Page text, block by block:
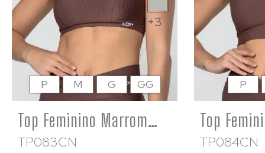
+3
Top Feminino Marrom Fitness Poliamida Academia Decote Reto
TP083CN
P M G GG
TP084CN
P